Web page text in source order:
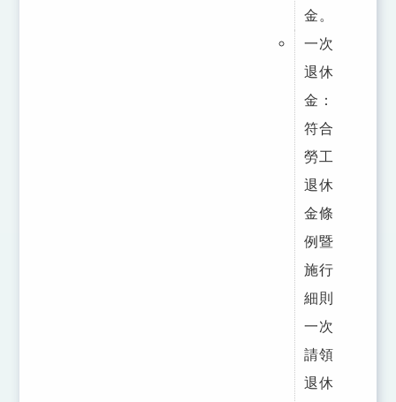
金。
一次
退休
金：
符合
勞工
退休
金條
例暨
施行
細則
一次
請領
退休